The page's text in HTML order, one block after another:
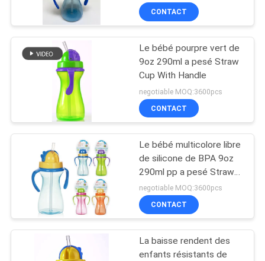
VISITE
D'USINE
CONTRÔLE
QUALITÉ
CONTACT
NOUVELLES
Bouteille de
mamelon de bébé
17
Biberons de bébé de
verre
CONTACT
Le bébé pourpre vert de
9oz 290ml a pesé Straw
Cup With Handle
negotiable MOQ:3600pcs
CONTACT
Le bébé multicolore libre
de silicone de BPA 9oz
290ml pp a pesé Straw
Cup
negotiable MOQ:3600pcs
CONTACT
La baisse rendent des
enfants résistants de